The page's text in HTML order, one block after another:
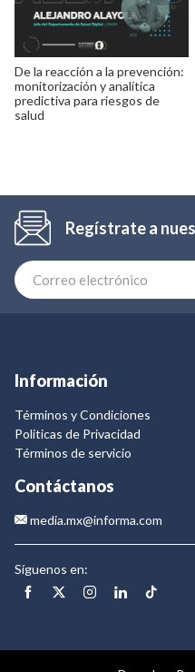
De la reacción a la prevención:
monitorización y analítica
predictiva para riesgos de
salud
Regístrate a
Información
Términos y Condiciones
Politicas de Privacidad
Términos de servicio
Contáctanos
media.mx@informa.com
Síguenos en: